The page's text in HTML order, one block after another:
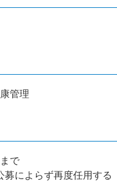
管理
で
によらず再度任用する